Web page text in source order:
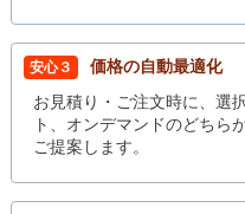
安心３
価格の自動最適化
お見積り・ご注文時に、選
ト、オンデマンドのどちら
ご提案します。